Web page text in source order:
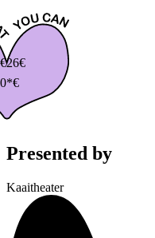
26€
Presented by
Kaaitheater